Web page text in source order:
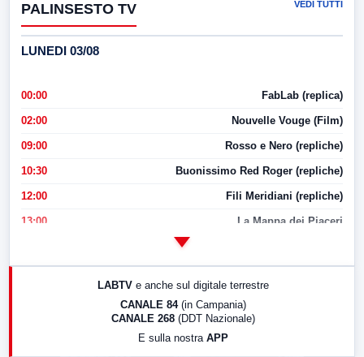
PALINSESTO TV VEDI TUTTI
LUNEDI 03/08
00:00 FabLab (replica)
02:00 Nouvelle Vouge (Film)
09:00 Rosso e Nero (repliche)
10:30 Buonissimo Red Roger (repliche)
12:00 Fili Meridiani (repliche)
13:00 La Mappa dei Piaceri
LABTV e anche sul digitale terrestre
CANALE 84 (in Campania)
CANALE 268 (DDT Nazionale)
E sulla nostra APP